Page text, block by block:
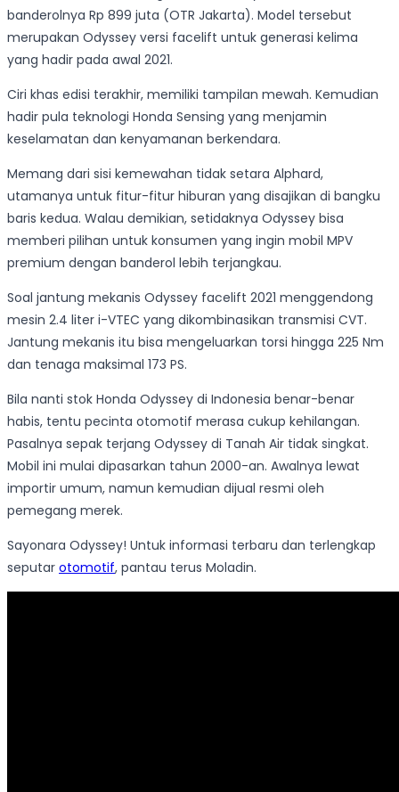
banderolnya Rp 899 juta (OTR Jakarta). Model tersebut
merupakan Odyssey versi facelift untuk generasi kelima
yang hadir pada awal 2021.
Ciri khas edisi terakhir, memiliki tampilan mewah. Kemudian
hadir pula teknologi Honda Sensing yang menjamin
keselamatan dan kenyamanan berkendara.
Memang dari sisi kemewahan tidak setara Alphard,
utamanya untuk fitur-fitur hiburan yang disajikan di bangku
baris kedua. Walau demikian, setidaknya Odyssey bisa
memberi pilihan untuk konsumen yang ingin mobil MPV
premium dengan banderol lebih terjangkau.
Soal jantung mekanis Odyssey facelift 2021 menggendong
mesin 2.4 liter i-VTEC yang dikombinasikan transmisi CVT.
Jantung mekanis itu bisa mengeluarkan torsi hingga 225 Nm
dan tenaga maksimal 173 PS.
Bila nanti stok Honda Odyssey di Indonesia benar-benar
habis, tentu pecinta otomotif merasa cukup kehilangan.
Pasalnya sepak terjang Odyssey di Tanah Air tidak singkat.
Mobil ini mulai dipasarkan tahun 2000-an. Awalnya lewat
importir umum, namun kemudian dijual resmi oleh
pemegang merek.
Sayonara Odyssey! Untuk informasi terbaru dan terlengkap
seputar otomotif, pantau terus Moladin.